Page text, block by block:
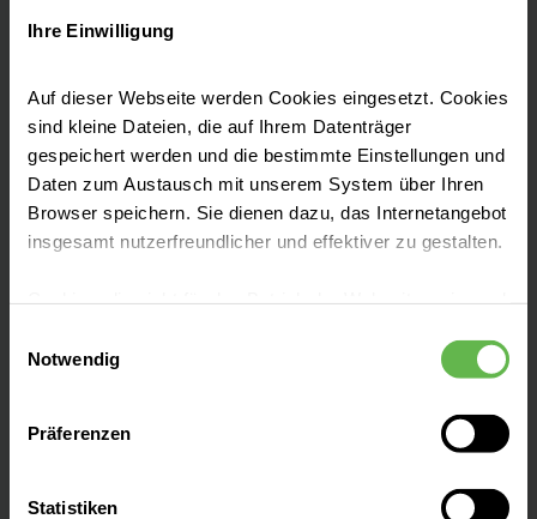
Ihre Einwilligung
Auf dieser Webseite werden Cookies eingesetzt. Cookies
sind kleine Dateien, die auf Ihrem Datenträger
gespeichert werden und die bestimmte Einstellungen und
Daten zum Austausch mit unserem System über Ihren
Browser speichern. Sie dienen dazu, das Internetangebot
insgesamt nutzerfreundlicher und effektiver zu gestalten.
eingesetzt werden.
Es steht Ihnen frei, unsere Seite mit nur den notwendigen
Cookies zu benutzen, eine individuelle Auswahl
oder durch Auswahl von „Alle Cookies akzeptieren“ in die
Notwendig
Präferenzen
Statistiken
Tel:+49 2722 60-0
E-Mail senden
Unsere Qualität
"Besser geht immer!", daher ist Qualität bei
uns nicht nur ein Wort, es ist ein Versprechen.
optimieren wir unsere Qualität, damit sie
bestmöglich und sicher behandelt werden.
Zu unseren Qualitätszahlen